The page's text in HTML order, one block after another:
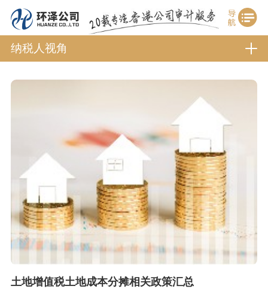
纳税人视角
土地增值税土地成本分摊相关政策汇总